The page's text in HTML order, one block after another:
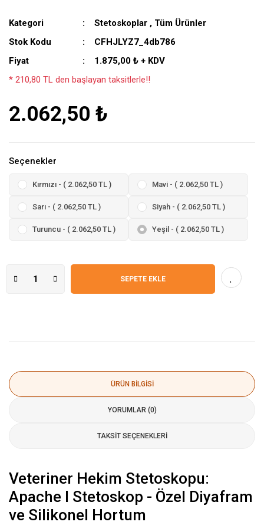
Kategori Stetoskoplar , Tüm Ürünler
Stok Kodu
CFHJLYZ7_4db786
Fiyat
1.875,00 ₺ + KDV
* 210,80 TL den başlayan taksitlerle!!
2.062,50 ₺
Seçenekler
Kırmızı - ( 2.062,50 TL ) Mavi - ( 2.062,50 TL )
Sarı - ( 2.062,50 TL ) Siyah - ( 2.062,50 TL )
Turuncu - ( 2.062,50 TL ) Yeşil - ( 2.062,50 TL )
SEPETE EKLE
ÜRÜN BILGISI
YORUMLAR (0)
TAKSIT SEÇENEKLERI
Veteriner Hekim Stetoskopu:
Apache I Stetoskop - Özel Diyafram
ve Silikonel Hortum